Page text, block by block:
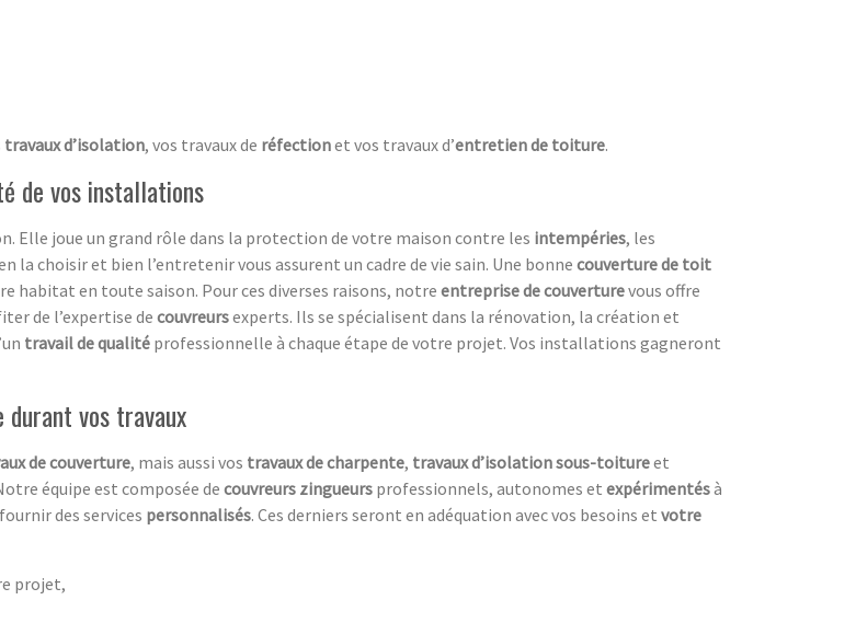
travaux d’isolation, vos travaux de réfectionet vos travaux d’entretien de toiture.
de vos installations
Elle joue un grand rôle dans la protection de votre maison contre les intempéries, les
la choisir et bien l’entretenir vous assurent un cadre de vie sain. Une bonne couverture de toit
habitat en toute saison. Pour ces diverses raisons, notre entreprise de couverturevous offre
de l’expertise de couvreursexperts. Ils se spécialisent dans la rénovation, la création et
travail de qualité professionnelle à chaque étape de votre projet. Vos installations gagneront
durant vos travaux
de couverture, mais aussi vos travaux de charpente, travaux d’isolation sous-toitureet
équipe est composée decouvreurs zingueurs professionnels, autonomes et expérimentésà
des services personnalisés. Ces derniers seront en adéquation avec vos besoins et votre
projet,